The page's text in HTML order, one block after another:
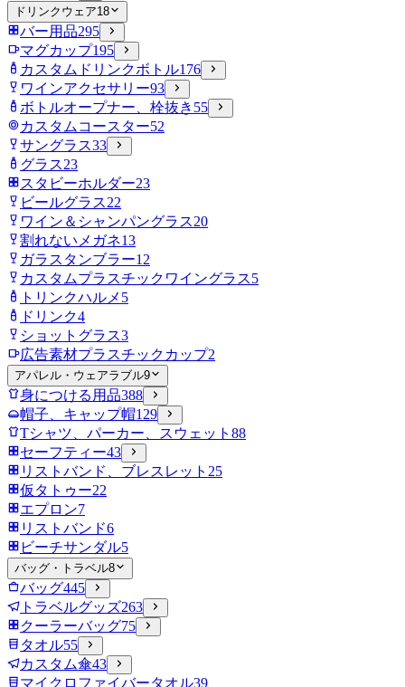
ドリンクウェア18
バー用品295
マグカップ195
カスタムドリンクボトル176
ワインアクセサリー93
ボトルオープナー、栓抜き 55
カスタムコースター52
サングラス33
グラス23
スタビーホルダー23
ビールグラス22
ワイン＆シャンパングラス20
割れないメガネ13
ガラスタンブラー12
カスタムプラスチックワイングラス5
トリンクハルメ 5
ドリンク4
ショットグラス3
広告素材プラスチックカップ2
アパレル・ウェアラブル9
身につける用品388
帽子、キャップ帽129
Tシャツ、パーカー、スウェット 88
セーフティー43
リストバンド、ブレスレット 25
仮タトゥー22
エプロン7
リストバンド6
ビーチサンダル5
バッグ・トラベル8
バッグ445
トラベルグッズ263
クーラーバッグ75
タオル55
カスタム傘43
マイクロファイバータオル39